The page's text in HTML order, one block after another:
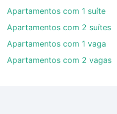
Apartamentos com 1 suíte
Apartamentos com 2 suítes
Apartamentos com 1 vaga
Apartamentos com 2 vagas